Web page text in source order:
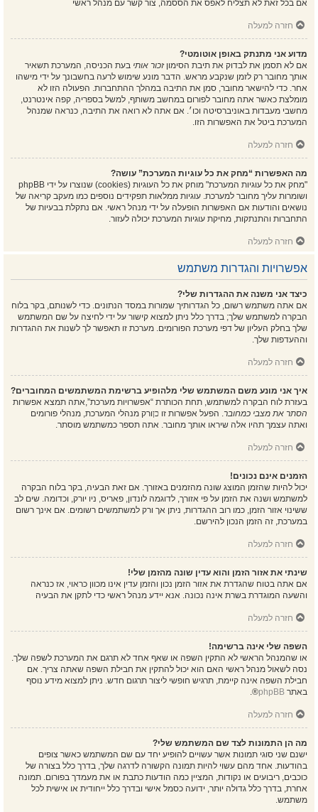
אם בכל זאת לא תצליח לאפס את הססמה, צור קשר עם מנהל ראשי
חזרה למעלה
מדוע אני מתנתק באופן אוטומטי?
אם לא תסמן את לבדוק את תיבת הסימוןזכור אותי בעת הכניסה, המערכת תשאיר
אותך מחובר רק לזמן שנקבע מראש. הדבר מונע שימוש לרעה בחשבונך על ידי מישהו
אחר. כדי להישאר מחובר, סמן את התיבה במהלך ההתחברות. הפעולה הזו לא
מומלצת כאשר אתה מחובר לפורום במחשב משותף, למשל בספריה, קפה אינטרנט,
מחשבי מעבדות באוניברסיטה וכו׳. אם אתה לא רואה את התיבה, כנראה שמנהל
המערכת ביטל את האפשרות הזו.
חזרה למעלה
מה האפשרות “מחק את כל עוגיות המערכת” עושה?
"מחק את כל עוגיות המערכת" מוחק את כל העוגיות (cookies) שנוצרו על ידי phpBB
ושומרות עליך מחובר למערכת. עוגיות ממלאות תפקידים נוספים כמו מעקב קריאה של
נושאים והודעות אם האפשרות הופעלה על ידי מנהל ראשי. אם נתקלת בבעיות של
התחברות והתנתקות, מחיקת עוגיות המערכת יכולה לעזור.
חזרה למעלה
אפשרויות והגדרות משתמש
כיצד אני משנה את ההגדרות שלי?
אם אתה משתמש רשום, כל הגדרותיך שמורות במסד הנתונים. כדי לשנותם, בקר בלוח
הבקרה למשתמש שלך; בדרך כלל ניתן למצוא קישור על ידי לחיצה על שם המשתמש
שלך בחלק העליון של דפי מערכת הפורומים. מערכת זו תאפשר לך לשנות את ההגדרות
וההעדפות שלך.
חזרה למעלה
איך אני מונע משם המשתמש שלי מלהופיע ברשימת המשתמשים המחוברים?
בעזרת לוח הבקרה למשתמש, תחת הכותרת “אפשרויות מערכת”,אתה תמצא אפשרות
הסתר את מצבי כמחובר. הפעל אפשרות זו כןורק מנהלי המערכת, מנהלי פורומים
ואתה עצמך תהיו אלה שיראו אותך מחובר. אתה תספר כמשתמש מוסתר.
חזרה למעלה
הזמנים אינם נכונים!
יכול להיות שהזמן המוצג שונה מהזמנים באזורך. אם זאת הבעיה, בקר בלוח הבקרה
למשתמש ושנה את הזמן על פי אזורך, לדוגמה לונדון, פאריס, ניו יורק, וכדומה. שים לב
ששינוי אזור הזמן, כמו רוב ההגדרות, ניתן אך ורק למשתמשים רשומים. אם אינך רשום
במערכת, זה הזמן הנכון להירשם.
חזרה למעלה
שינתי את אזור הזמן והוא עדין שונה מהזמן שלי!
אם אתה בטוח שהגדרת את אזור הזמן נכון והזמן עדין אינו מכוון כראוי, אז כנראה
והשעה המוגדרת בשרת אינה נכונה. אנא יידע מנהל ראשי כדי לתקן את הבעיה
חזרה למעלה
השפה שלי אינה ברשימה!
או שהמנהל הראשי לא התקין השפה או שאף אחד לא תרגם את המערכת לשפה שלך.
נסה לשאול מנהל ראשי האם הוא יכול להתקין את חבילת השפה שאתה צריך. אם
חבילת השפה אינה קיימת, תרגיש חופשי ליצור תרגום חדש. ניתן למצוא מידע נוסף
באתר phpBB
®.
חזרה למעלה
מה הן התמונות לצד שם המשתמש שלי?
ישנם שני סוגי תמונות אשר עשויים להופיע יחד עם שם המשתמש כאשר צופים
בהודעות. אחד מהם עשוי להיות תמונה הקשורה לדרגה שלך, בדרך כלל בצורה של
כוכבים, ריבועים או נקודות, המציין כמה הודעות כתבת או את מעמדך בפורום. תמונה
אחרת, בדרך כלל גדולה יותר, ידועה כסמל אישי ובדרך כלל ייחודית או אישית לכל
משתמש.